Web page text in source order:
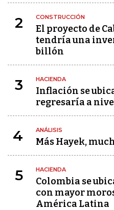
2 CONSTRUCCIÓN
El proyecto de
tendría una
billón
3 HACIENDA
Inflación se
regresaría a
4 ANÁLISIS
Más Hayek,
5 HACIENDA
Colombia se
con mayor
América Latina